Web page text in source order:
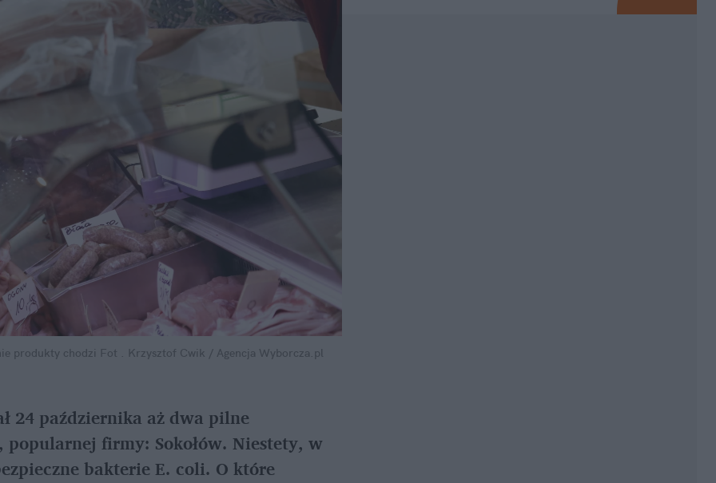
produkty chodzi Fot . Krzysztof Cwik / Agencja Wyborcza.pl
24 października aż dwa pilne
firmy: Sokołów. Niestety, w
bakterie E. coli. O które